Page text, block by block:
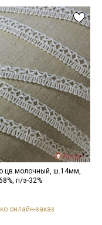
цв.молочный, ш.14мм,
п/э-32%
онлайн-заказ